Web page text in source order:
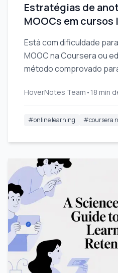
Estratégias de
MOOCs em cursos
Está com dificuldade
MOOC na Coursera ou
método comprovado
se esgotar.
HoverNotes Team • 18 min
#online learning #coursera